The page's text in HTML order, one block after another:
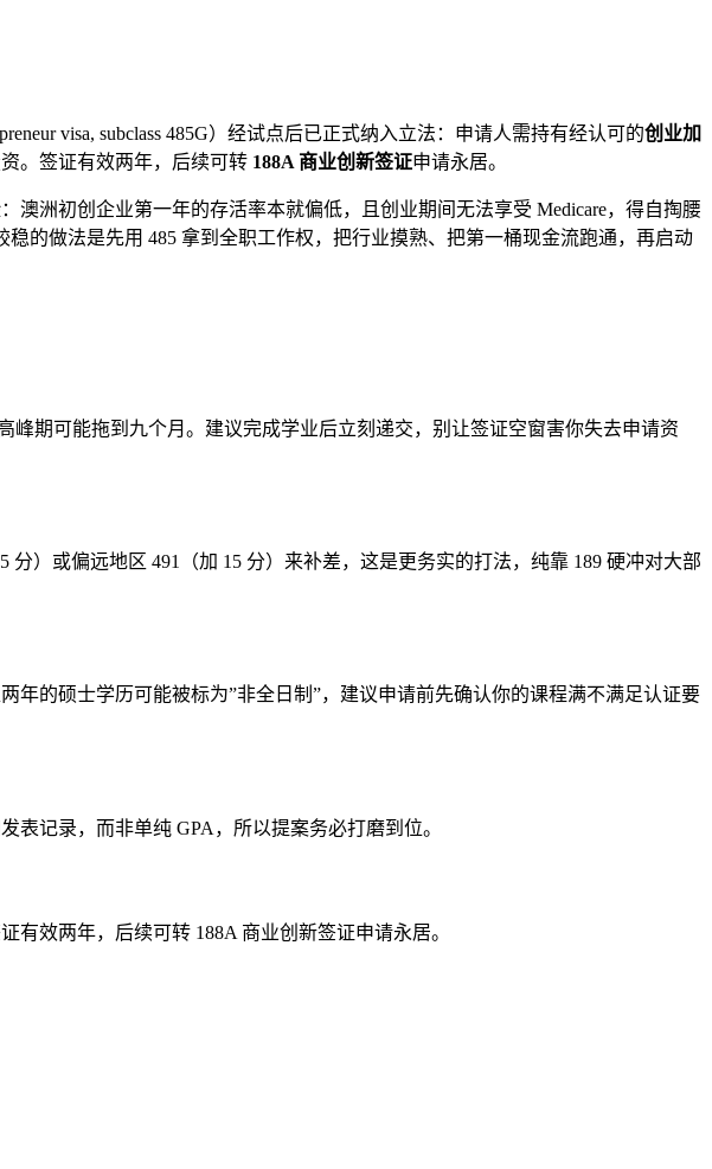
visa, subclass 485G）经试点后已正式纳入立法：申请人需持有经认可的创业加
。签证有效两年，后续可转 188A 商业创新签证申请永居。
洲初创企业第一年的存活率本就偏低，且创业期间无法享受 Medicare，得自掏腰
的做法是先用 485 拿到全职工作权，把行业摸熟、把第一桶现金流跑通，再启动
期可能拖到九个月。建议完成学业后立刻递交，别让签证空窗害你失去申请资
）或偏远地区 491（加 15 分）来补差，这是更务实的打法，纯靠 189 硬冲对大部
的硕士学历可能被标为”非全日制”，建议申请前先确认你的课程满不满足认证要
记录，而非单纯 GPA，所以提案务必打磨到位。
效两年，后续可转 188A 商业创新签证申请永居。